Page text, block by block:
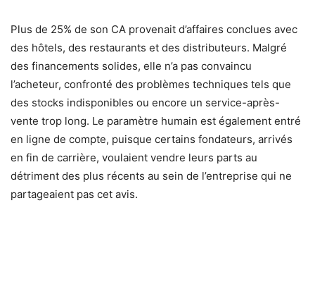
Plus de 25% de son CA provenait d’affaires conclues avec
des hôtels, des restaurants et des distributeurs. Malgré
des financements solides, elle n’a pas convaincu
l’acheteur, confronté des problèmes techniques tels que
des stocks indisponibles ou encore un service-après-
vente trop long. Le paramètre humain est également entré
en ligne de compte, puisque certains fondateurs, arrivés
en fin de carrière, voulaient vendre leurs parts au
détriment des plus récents au sein de l’entreprise qui ne
partageaient pas cet avis.